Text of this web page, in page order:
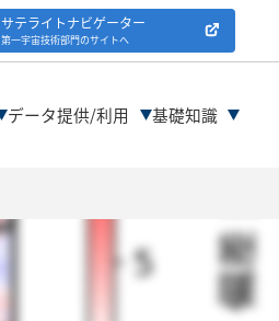
サテライトナビゲーター
第一宇宙技術部門のサイトへ
データ提供/利用 基礎知識